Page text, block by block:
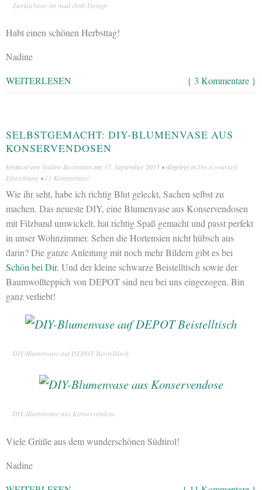
Zierkürbisse im mud cloth Design
Habt einen schönen Herbsttag!
Nadine
WEITERLESEN
{ 3 Kommentare }
SELBSTGEMACHT: DIY-BLUMENVASE AUS
KONSERVENDOSEN
Verfasst von Nadine Beckmann am 17. September 2015 • Abgelegt in Do-it-yourself,
Einrichtung • 11 Kommentare
Wie ihr seht, habe ich richtig Blut geleckt, Sachen selbst zu
machen. Das neueste DIY, eine Blumenvase aus Konservendosen
mit Filzband umwickelt, hat richtig Spaß gemacht und passt perfekt
in unser Wohnzimmer. Sehen die Hortensien nicht hübsch aus
darin? Die ganze Anleitung mit noch mehr Bildern gibt es bei
Schön bei Dir. Und der kleine schwarze Beistelltisch sowie der
Baumwollteppich von DEPOT sind neu bei uns eingezogen. Bin
ganz verliebt!
DIY-Blumenvase auf DEPOT Beistelltisch
DIY-Blumenvase aus Konservendose
Viele Grüße aus dem wunderschönen Südtirol!
Nadine